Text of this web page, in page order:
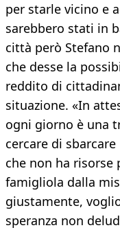
per starle vicino e
sarebbero stati in
città però Stefano
che desse la
reddito di
situazione. «In
ogni giorno è una
cercare di
che non ha
famigliola dalla
giustamente,
speranza non